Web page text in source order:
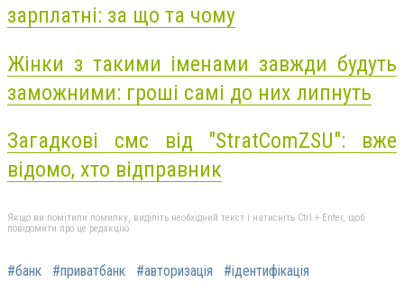
зарплатні: за що та чому
Жінки з такими іменами завжди будуть
заможними: гроші самі до них липнуть
Загадкові смс від "StratComZSU": вже
відомо, хто відправник
Якщо ви помітили помилку, виділіть необхідний текст і натисніть Ctrl + Enter, щоб
повідомити про це редакцію
#банк #приватбанк #авторизація #ідентифікація